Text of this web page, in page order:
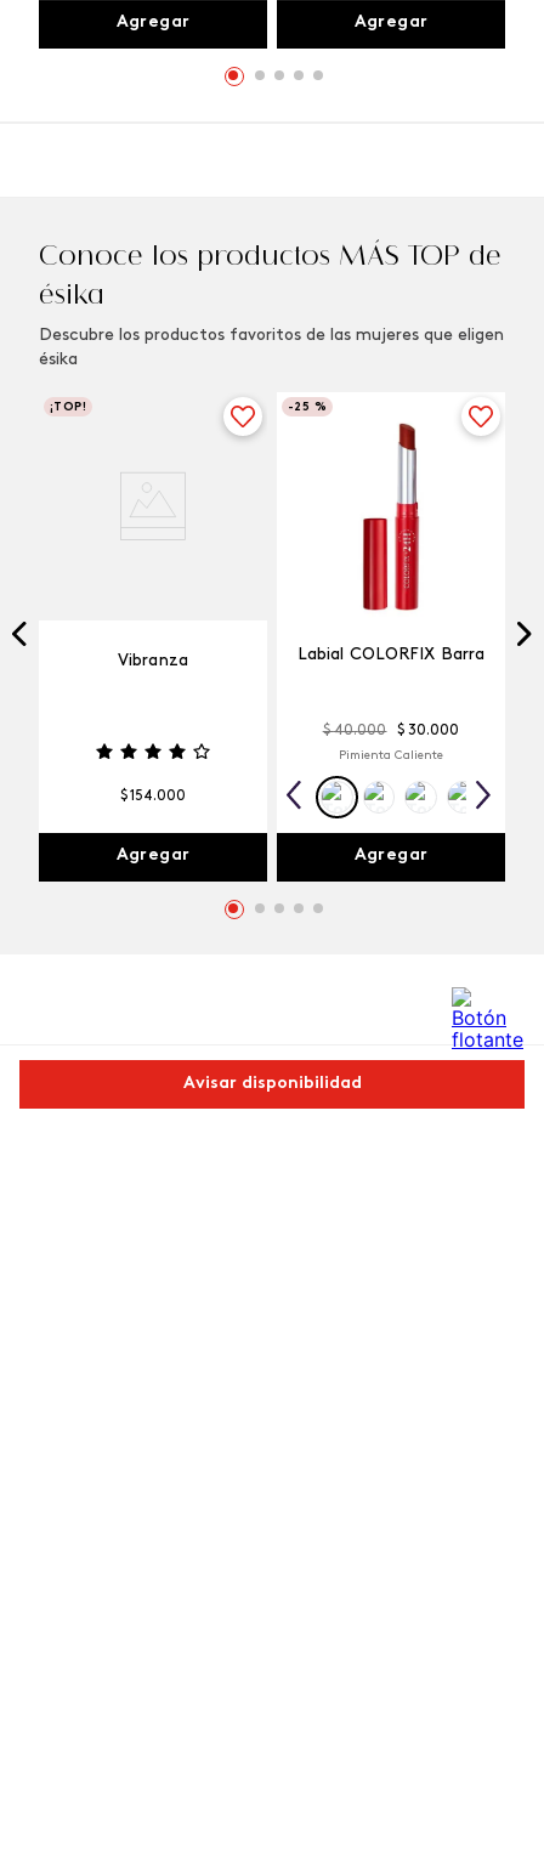
Avisar disponibilidad
Agregar Agregar
Conoce los productos MÁS TOP de
ésika
Descubre los productos favoritos de las mujeres que eligen
ésika
¡TOP!
Vibranza
$154.000
Agregar
-25 %
Labial COLORFIX Barra
$ 40.000 $ 30.000
Pimienta Caliente
Agregar
Comentarios